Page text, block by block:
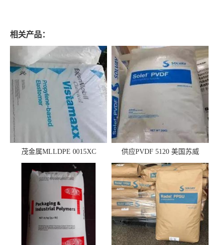
相关产品：
茂金属MLLDPE 0015XC
0019XC 现货
供应PVDF 5120 美国苏威